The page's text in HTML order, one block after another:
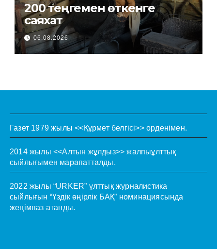
200 теңгемен өткенге
саяхат
06.08.2026
Газет 1979 жылы <<Құрмет белгісі>> орденімен.
2014 жылы <<Алтын жұлдыз>> жалпыұлттық
сыйлығымен марапатталды.
2022 жылы “URKER” ұлттық журналистика
сыйлығын “Үздік өңірлік БАҚ” номинациясында
жеңімпаз атанды.